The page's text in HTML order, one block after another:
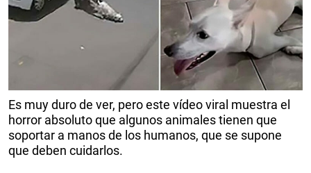
Es muy duro de ver, pero este vídeo viral muestra el
horror absoluto que algunos animales tienen que
soportar a manos de los humanos, que se supone
que deben cuidarlos.